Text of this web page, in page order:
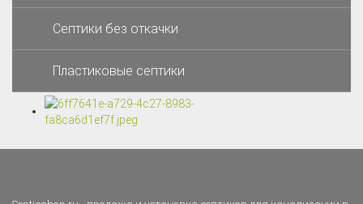
Септики без откачки
Пластиковые септики